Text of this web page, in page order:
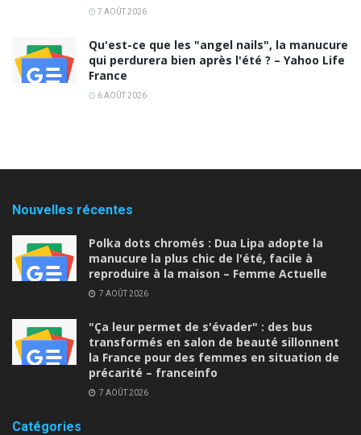
7 AOÛT 2026
Qu'est-ce que les "angel nails", la manucure
qui perdurera bien après l'été ? – Yahoo Life
France
6 AOÛT 2026
Nouvelles récentes
Polka dots chromés : Dua Lipa adopte la
manucure la plus chic de l'été, facile à
reproduire à la maison – Femme Actuelle
7 AOÛT 2026
"Ça leur permet de s'évader" : des bus
transformés en salon de beauté sillonnent
la France pour des femmes en situation de
précarité – franceinfo
7 AOÛT 2026
Catégories